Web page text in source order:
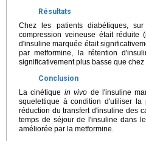
Résultats
Chez les patients diabétiques,
compression veineuse était
d'insuline marquée était
par metformine, la rétention
significativement plus basse que
Conclusion
La cinétique in vivo de l'insuline
squelettique à condition d'utiliser
réduction du transfert d'insuline des
temps de séjour de l'insuline dans
améliorée par la metformine.